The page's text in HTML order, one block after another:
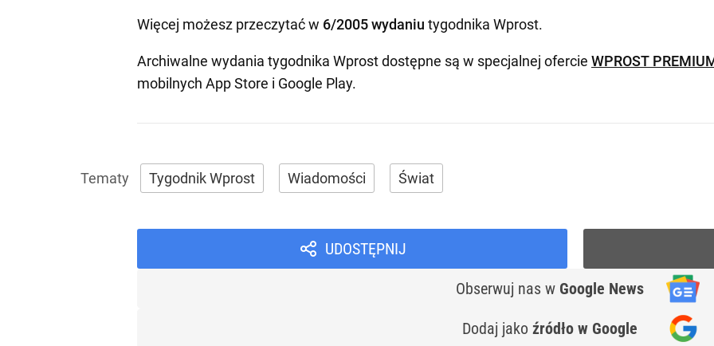
Więcej możesz przeczytać w 6/2005 wydaniu tygodnika Wprost.
Archiwalne wydania tygodnika Wprost dostępne są w specjalnej ofercie WPROST
mobilnych App Store i Google Play.
Tygodnik Wprost Wiadomości Świat
UDOSTĘPNIJ
Obserwuj nas w Google News
Dodaj jako źródło w Google